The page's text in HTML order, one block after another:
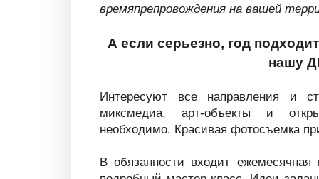
времяпрепровождения на вашей
А если серьезно, год
нашу
Интересуют все направления и
миксмедиа, арт-объекты и
необходимо. Красивая фотосъемка
В обязанности входит